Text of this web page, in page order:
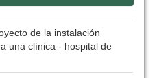
de la instalación
una clínica - hospital de